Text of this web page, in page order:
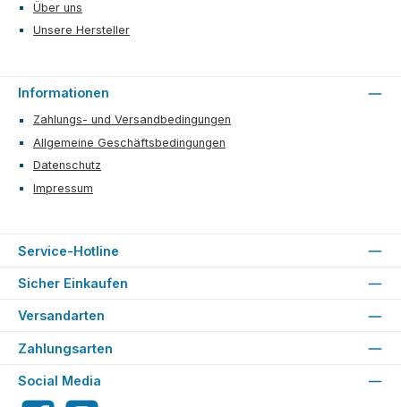
Über uns
Unsere Hersteller
Informationen
Zahlungs- und Versandbedingungen
Allgemeine Geschäftsbedingungen
Datenschutz
Impressum
Service-Hotline
Sicher Einkaufen
Versandarten
Zahlungsarten
Social Media